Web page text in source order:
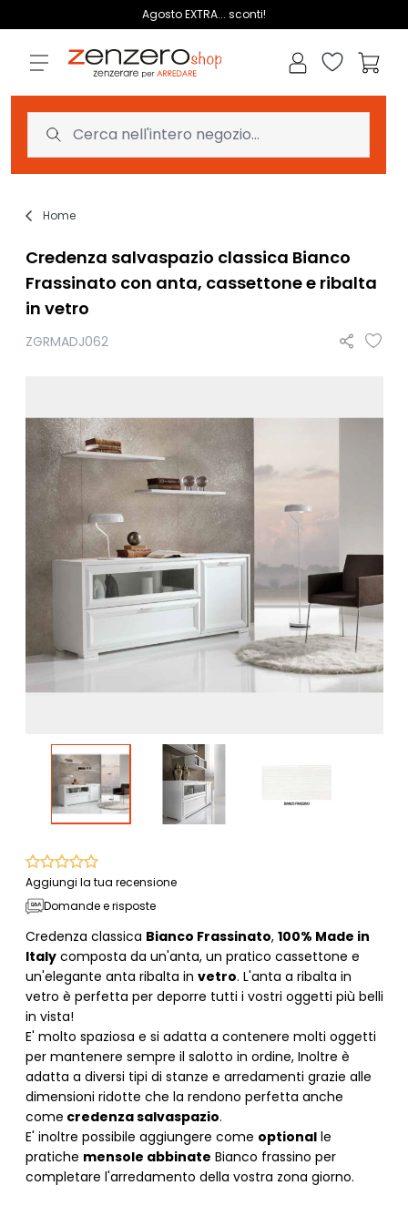
Agosto EXTRA... sconti!
Lista dei
Home
Credenza salvaspazio classica Bianco
Frassinato con anta, cassettone e ribalta
in vetro
ZGRMADJ062
Aggiungi la tua recensione
Domande e risposte
Credenza classica Bianco Frassinato, 100% Made in
Italycomposta da un'anta, un pratico cassettone e
un'elegante anta ribalta in vetro. L'anta a ribalta in
vetro è perfetta per deporre tutti i vostri oggetti più belli
in vista!
E' molto spaziosa e si adatta a contenere molti oggetti
per mantenere sempre il salotto in ordine, Inoltre è
adatta a diversi tipi di stanze e arredamenti grazie alle
dimensioni ridotte che la rendono perfetta anche
come credenza salvaspazio.
E' inoltre possibile aggiungere come optionalle
pratiche mensole abbinate Bianco frassino per
completare l'arredamento della vostra zona giorno.